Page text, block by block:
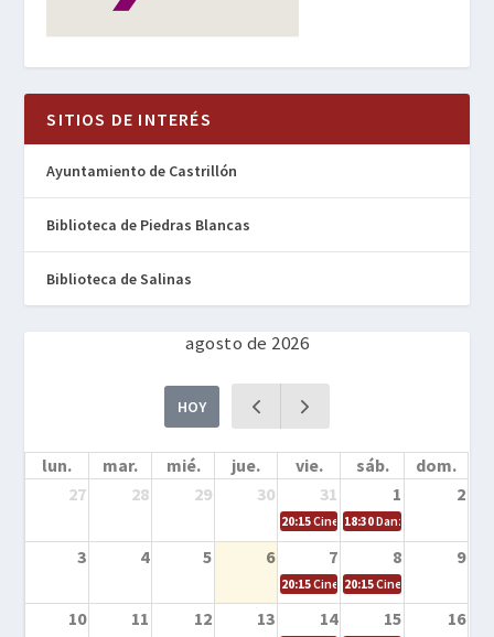
SITIOS DE INTERÉS
Ayuntamiento de Castrillón
Biblioteca de Piedras Blancas
Biblioteca de Salinas
agosto de 2026
HOY
lun. mar. mié. jue. vie. sáb.
dom.
27
28 29 30 31 1 2
20:15Cine en la calle – Cómo
18:30Danza – Cita en el
3 4 5 6 7 8 9
20:15Cine en la calle – El niño y la
20:15Cine en la calle –
10 11 12 13 14 15 16